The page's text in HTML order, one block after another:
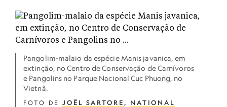
Pangolim-malaio da espécie Manis javanica, em
extinção, no Centro de Conservação de Carnívoros
e Pangolins no Parque Nacional Cuc Phuong, no
Vietnã.
FOTO DE JOËL SARTORE , NATIONAL